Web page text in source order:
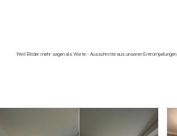
Weil Bilder mehr sagen als Worte - Ausschnitte aus unseren Entrümpelungen